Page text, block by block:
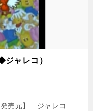
ャレコ）
売元】 ジャレコ